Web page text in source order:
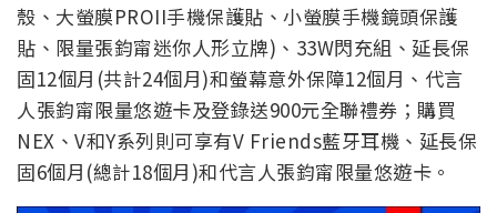
殼、大螢膜PROII手機保護貼、小螢膜手機鏡頭保護
貼、限量張鈞甯迷你人形立牌)、33W閃充組、延長保
固12個月(共計24個月)和螢幕意外保障12個月、代言
人張鈞甯限量悠遊卡及登錄送900元全聯禮券；購買
NEX、V和Y系列則可享有V Friends藍牙耳機、延長保
固6個月(總計18個月)和代言人張鈞甯限量悠遊卡。